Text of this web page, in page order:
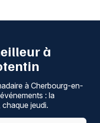
à
à Cherbourg-en-
: la
jeudi.